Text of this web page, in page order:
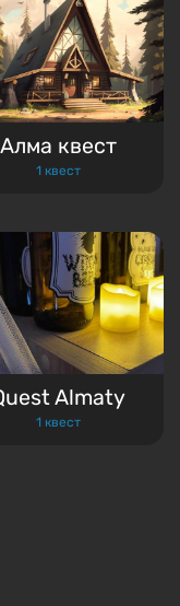
Алма квест
1 квест
Almaty
1 квест